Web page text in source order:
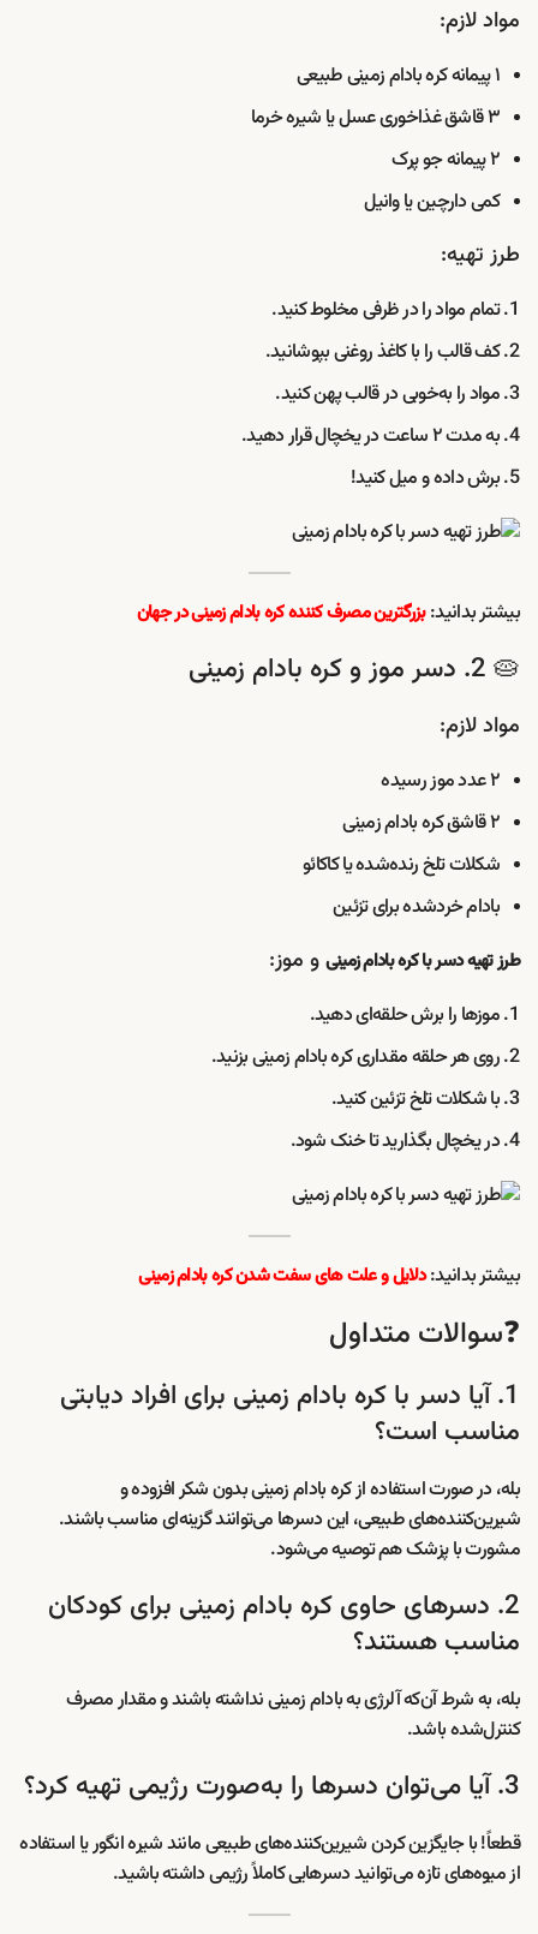
مواد لازم:
۱ پیمانه کره بادام زمینی طبیعی
۳ قاشق غذاخوری عسل یا شیره خرما
۲ پیمانه جو پرک
کمی دارچین یا وانیل
طرز تهیه:
تمام مواد را در ظرفی مخلوط کنید.
کف قالب را با کاغذ روغنی بپوشانید.
مواد را به‌خوبی در قالب پهن کنید.
به مدت ۲ ساعت در یخچال قرار دهید.
برش داده و میل کنید!
بیشتر بدانید:بزرگترین مصرف کننده کره بادام زمینی در جهان
🥧 2. دسر موز و کره بادام زمینی
مواد لازم:
۲ عدد موز رسیده
۲ قاشق کره بادام زمینی
شکلات تلخ رنده‌شده یا کاکائو
بادام خردشده برای تزئین
طرز تهیه دسر با کره بادام زمینی و موز:
موزها را برش حلقه‌ای دهید.
روی هر حلقه مقداری کره بادام زمینی بزنید.
با شکلات تلخ تزئین کنید.
در یخچال بگذارید تا خنک شود.
بیشتر بدانید:دلایل و علت های سفت شدن کره بادام زمینی
❓سوالات متداول
1. آیا دسر با کره بادام زمینی برای افراد دیابتی
مناسب است؟
بله، در صورت استفاده از کره بادام زمینی بدون شکر افزوده و
شیرین‌کننده‌های طبیعی، این دسرها می‌توانند گزینه‌ای مناسب باشند.
مشورت با پزشک هم توصیه می‌شود.
2. دسرهای حاوی کره بادام زمینی برای کودکان
مناسب هستند؟
بله، به شرط آن‌که آلرژی به بادام زمینی نداشته باشند و مقدار مصرف
کنترل‌شده باشد.
3. آیا می‌توان دسرها را به‌صورت رژیمی تهیه کرد؟
قطعاً! با جایگزین کردن شیرین‌کننده‌های طبیعی مانند شیره انگور یا استفاده
از میوه‌های تازه می‌توانید دسرهایی کاملاً رژیمی داشته باشید.